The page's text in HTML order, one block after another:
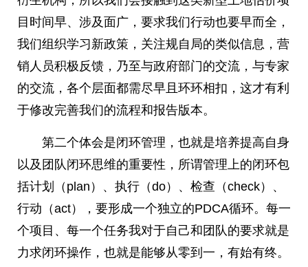
目时间早、涉及面广，要求我们行动也要早而全，
我们组织学习新政策，关注规自局的类似信息，营
销人员积极反馈，乃至与政府部门的交流，与专家
的交流，各个层面都需尽早且环环相扣，这才有利
于修改完善我们的流程和报告版本。
第二个体会是闭环管理，也就是培养提高自身
以及团队闭环思维的重要性，所谓管理上的闭环包
括计划（plan）、执行（do）、检查（check）、
行动（act），要形成一个独立的PDCA循环。每一
个项目、每一个任务我对于自己和团队的要求就是
力求闭环操作，也就是能够从零到一，有始有终。